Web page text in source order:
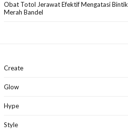
Obat Totol Jerawat Efektif Mengatasi Bintik
Merah Bandel
Create
Glow
Hype
Style